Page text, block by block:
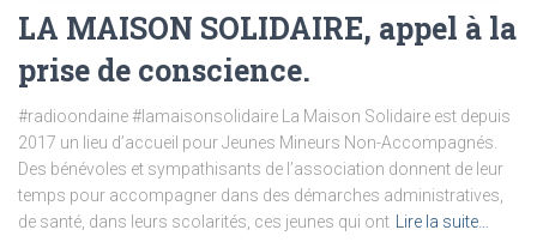
LA MAISON SOLIDAIRE, appel à la
prise de conscience.
#radioondaine #lamaisonsolidaire La Maison Solidaire est depuis
2017 un lieu d’accueil pour Jeunes Mineurs Non-Accompagnés.
Des bénévoles et sympathisants de l’association donnent de leur
temps pour accompagner dans des démarches administratives,
de santé, dans leurs scolarités, ces jeunes qui ont Lire la suite…